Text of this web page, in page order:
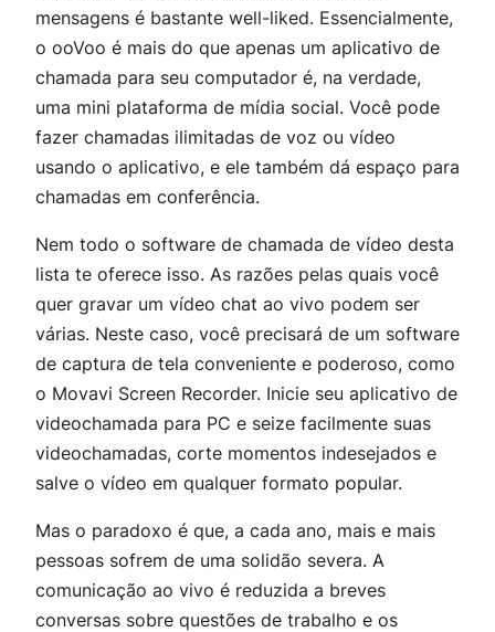
mensagens é bastante well-liked. Essencialmente,
o ooVoo é mais do que apenas um aplicativo de
chamada para seu computador é, na verdade,
uma mini plataforma de mídia social. Você pode
fazer chamadas ilimitadas de voz ou vídeo
usando o aplicativo, e ele também dá espaço para
chamadas em conferência.
Nem todo o software de chamada de vídeo desta
lista te oferece isso. As razões pelas quais você
quer gravar um vídeo chat ao vivo podem ser
várias. Neste caso, você precisará de um software
de captura de tela conveniente e poderoso, como
o Movavi Screen Recorder. Inicie seu aplicativo de
videochamada para PC e seize facilmente suas
videochamadas, corte momentos indesejados e
salve o vídeo em qualquer formato popular.
Mas o paradoxo é que, a cada ano, mais e mais
pessoas sofrem de uma solidão severa. A
comunicação ao vivo é reduzida a breves
conversas sobre questões de trabalho e os